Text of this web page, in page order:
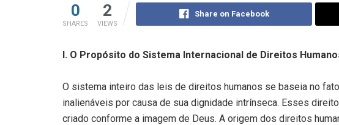
0
SHARES
2
VIEWS
Share on Facebook
I. O Propósito do Sistema Internacional de Direitos
O sistema inteiro das leis de direitos humanos se baseia no
inalienáveis por causa de sua dignidade intrínseca. Esses
criado conforme a imagem de Deus. A origem dos direitos